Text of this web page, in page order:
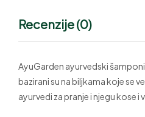
Recenzije (0)
AyuGarden ayurvedski
bazirani su na biljkama koje se
ayurvedi za pranje i njegu kose i